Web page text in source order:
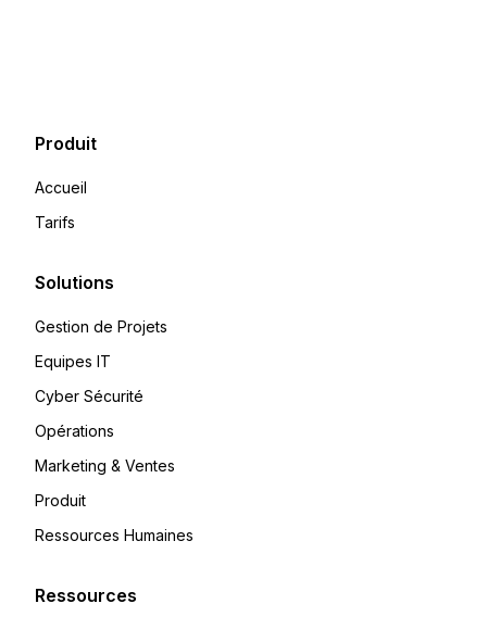
Produit
Accueil
Tarifs
Solutions
Gestion de Projets
Equipes IT
Cyber Sécurité
Opérations
Marketing & Ventes
Produit
Ressources Humaines
Ressources